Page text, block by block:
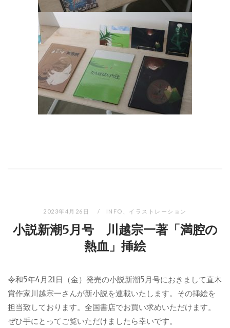
2023年4月26日 INFO イラストレーション
小説新潮5月号 川越宗一著「満腔の
熱血」挿絵
令和5年4月21日（金）発売の小説新潮5月号におきまして直木
賞作家川越宗一さんが新小説を連載いたします。その挿絵を
担当致しております。全国書店でお買い求めいただけます。
ぜひ手にとってご覧いただけましたら幸いです。